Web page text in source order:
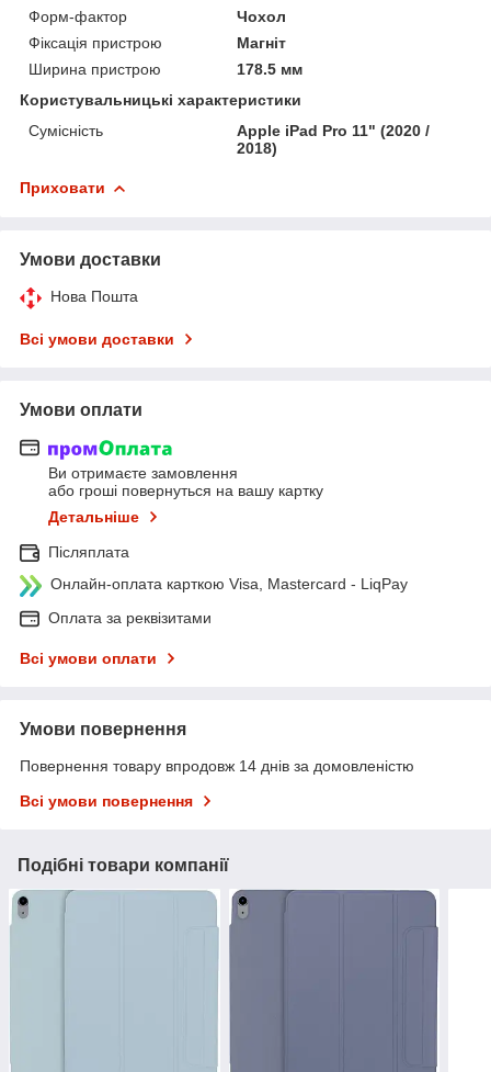
Форм-фактор
Чохол
Фіксація пристрою
Магніт
Ширина пристрою
178.5 мм
Користувальницькі характеристики
Сумісність
Apple iPad Pro 11" (2020 /
2018)
Приховати
Умови доставки
Нова Пошта
Всі умови доставки
Умови оплати
Ви отримаєте замовлення
або гроші повернуться на вашу картку
Детальніше
Післяплата
Онлайн-оплата карткою Visa, Mastercard - LiqPay
Оплата за реквізитами
Всі умови оплати
Умови повернення
Повернення товару впродовж 14 днів за домовленістю
Всі умови повернення
Подібні товари компанії